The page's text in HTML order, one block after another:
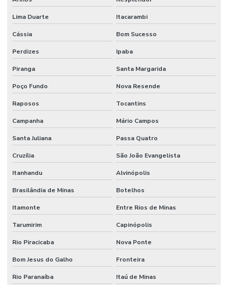
Revestimento Autonivelante Para Piso De Concreto
Revestimento Autonivelante São Paulo
Revestimento Cimentício Para Pisos Comerciais
Revestimento De Concreto Impermeável Para Alimentos
Revestimento De Epóxi Para Piso De Concreto
Revestimento De Piso Autonivelante
Revestimento De Piso Industrial
Revestimento Epóxi 1 A 4mm Para Indústria
Revestimento Epóxi Alta Resistência Minas Gerais
Revestimento Epóxi De Alto Desempenho
Revestimento Epóxi Monolítico Em São Paulo
Revestimento Epóxi Multicamadas
Revestimento Epóxi Para Ambientes Comerciais
Revestimento Epóxi Para Indústria
Lima Duarte Itacarambi
Cássia Bom Sucesso
Perdizes Ipaba
Piranga Santa Margarida
Poço Fundo Nova Resende
Raposos Tocantins
Campanha Mário Campos
Santa Juliana Passa Quatro
Cruzília São João Evangelista
Itanhandu Alvinópolis
Brasilândia de Minas Botelhos
Itamonte Entre Rios de Minas
Tarumirim Capinópolis
Rio Piracicaba Nova Ponte
Bom Jesus do Galho Fronteira
Rio Paranaíba Itaú de Minas